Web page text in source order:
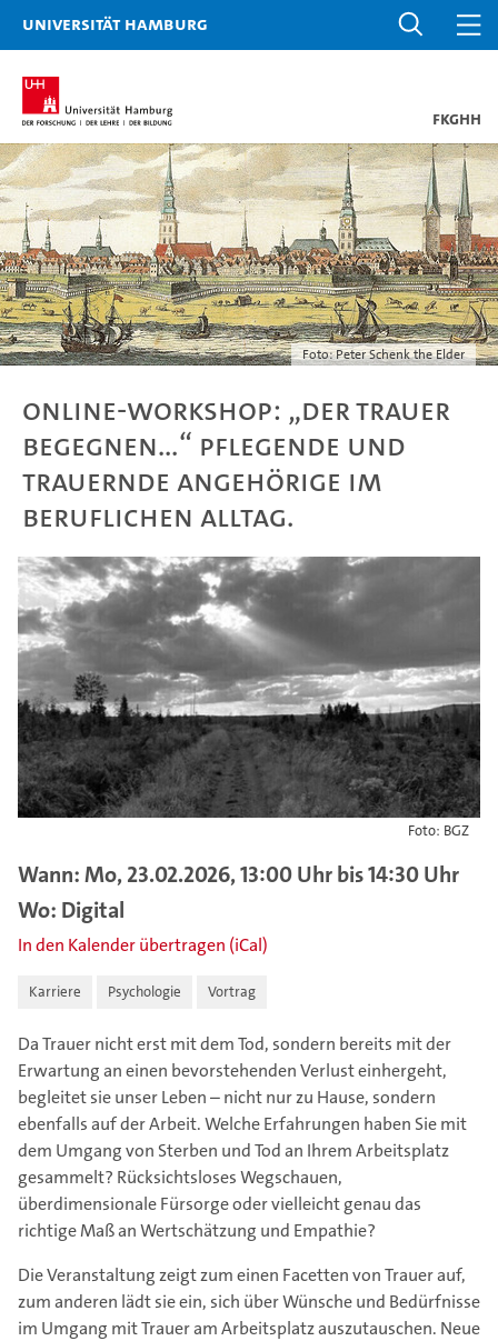
Universität Hamburg
FKGHH
Foto: Peter Schenk the Elder
Online-Workshop: „Der Trauer
begegnen…“ Pflegende und
trauernde Angehörige im
beruflichen Alltag.
Foto: BGZ
Wann: Mo, 23.02.2026, 13:00 Uhr bis 14:30 Uhr
Wo: Digital
In den Kalender übertragen (iCal)
Karriere Psychologie Vortrag
Da Trauer nicht erst mit dem Tod, sondern bereits mit der
Erwartung an einen bevorstehenden Verlust einhergeht,
begleitet sie unser Leben – nicht nur zu Hause, sondern
ebenfalls auf der Arbeit. Welche Erfahrungen haben Sie mit
dem Umgang von Sterben und Tod an Ihrem Arbeitsplatz
gesammelt? Rücksichtsloses Wegschauen,
überdimensionale Fürsorge oder vielleicht genau das
richtige Maß an Wertschätzung und Empathie?
Die Veranstaltung zeigt zum einen Facetten von Trauer auf,
zum anderen lädt sie ein, sich über Wünsche und Bedürfnisse
im Umgang mit Trauer am Arbeitsplatz auszutauschen. Neue